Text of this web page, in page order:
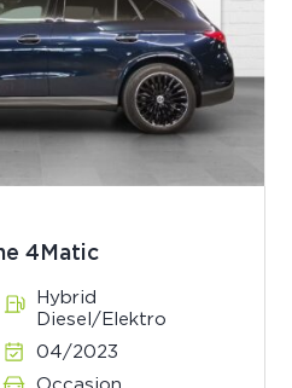
4Matic
Hybrid
Diesel/Elektro
04/2023